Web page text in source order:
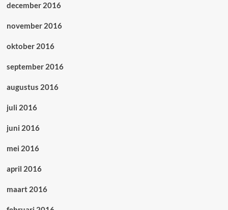
december 2016
november 2016
oktober 2016
september 2016
augustus 2016
juli 2016
juni 2016
mei 2016
april 2016
maart 2016